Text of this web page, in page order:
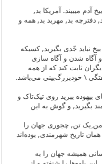
آدم میبیند. آمریکا بد,
دفترچه بد, مهربد بد, همه و
نباید جّدی بگیرید, کسیکه
و آگاه شدن و آگاه سازی
ثابت کند که از همه
\ خودبزرگ‌بینی می‌باشد.
بیهوده ببرید روی تیک‌تاک و
بگیرید, و گوش به این
ِیک تن, چجوری جهان را
تاریخ شهرمندی, بوده‌اند
همیشه جهان را به